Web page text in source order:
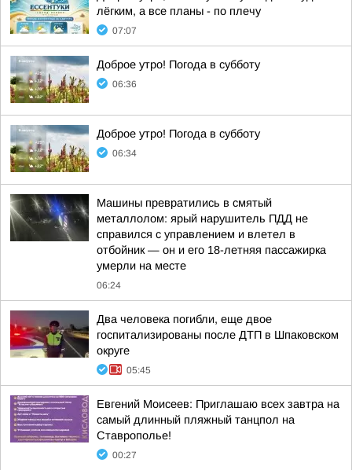
лёгким, а все планы - по плечу
07:07
Доброе утро! Погода в субботу
06:36
Доброе утро! Погода в субботу
06:34
Машины превратились в смятый
металлолом: ярый нарушитель ПДД не
справился с управлением и влетел в
отбойник — он и его 18-летняя пассажирка
умерли на месте
06:24
Два человека погибли, еще двое
госпитализированы после ДТП в Шпаковском
округе
05:45
Евгений Моисеев: Приглашаю всех завтра на
самый длинный пляжный танцпол на
Ставрополье!
00:27